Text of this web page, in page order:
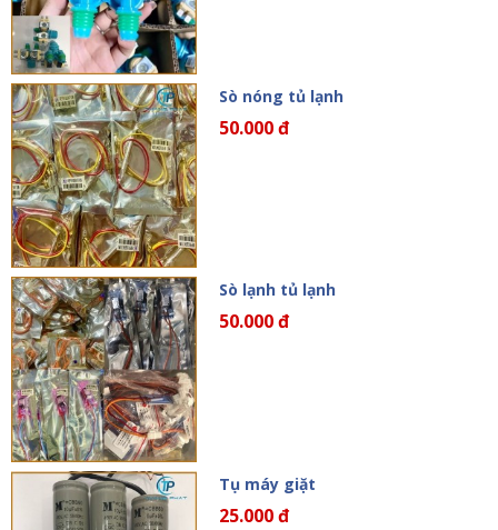
Sò nóng tủ lạnh
50.000 đ
Sò lạnh tủ lạnh
50.000 đ
Tụ máy giặt
25.000 đ